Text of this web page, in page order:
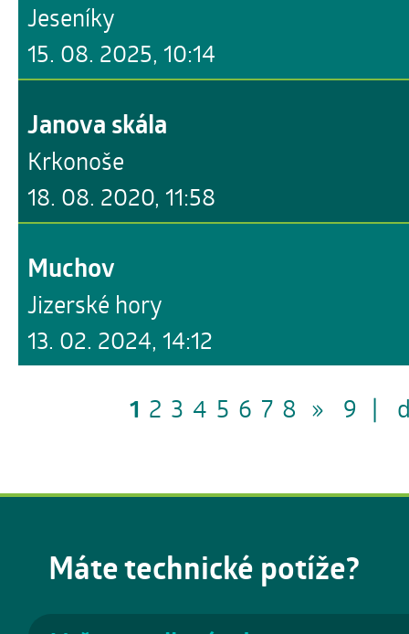
15. 08. 2025, 10:14
Jeseníky
18. 08. 2020, 11:58
Janova skála
Krkonoše
13. 02. 2024, 14:12
Muchov
Jizerské hory
1 2 3 4 5 6 7 8 » 9 |
Máte technické potíže?